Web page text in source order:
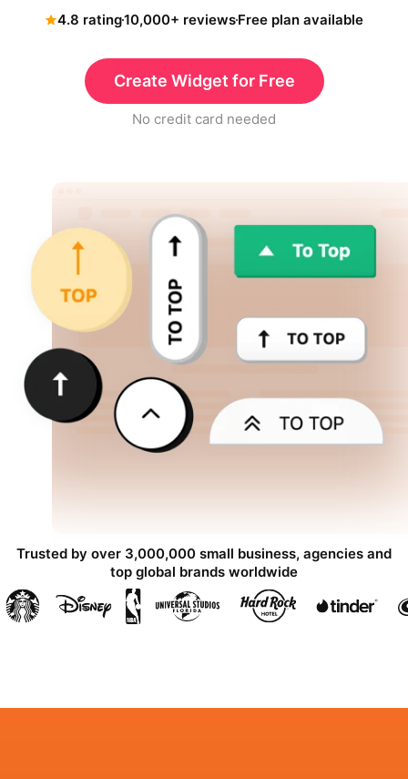
4.8 rating10,000+ reviewsFree plan available
Create Widget for Free
No credit card needed
Trusted by over 3,000,000 small business, agencies and
top global brands worldwide